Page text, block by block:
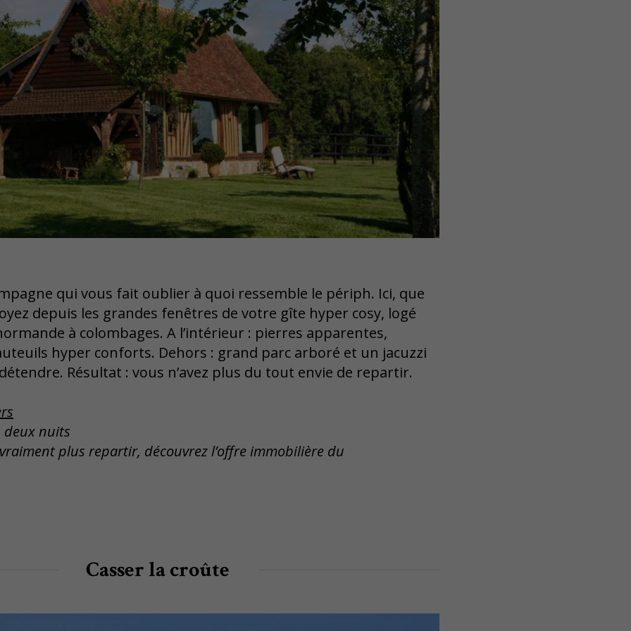
qui vous fait oublier à quoi ressemble le périph. Ici, que
depuis les grandes fenêtres de votre gîte hyper cosy, logé
à colombages. A l’intérieur : pierres apparentes,
hyper conforts. Dehors : grand parc arboré et un jacuzzi
Résultat : vous n’avez plus du tout envie de repartir.
deux nuits
plus repartir, découvrez l’offre immobilière du
Casser la croûte